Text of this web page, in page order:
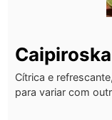
Caipiroska
Cítrica e
para variar com